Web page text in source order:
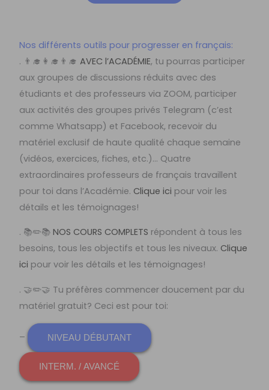
Nos différents outils pour progresser en français:
. 👨‍🎓👩‍🎓👨‍🎓AVEC l’ACADÉMIE, tu pourras participer
aux groupes de discussions réduits avec des
étudiants et des professeurs via ZOOM, participer
aux activités des groupes privés Telegram (c’est
comme Whatsapp) et Facebook, recevoir du
matériel exclusif de haute qualité chaque semaine
(vidéos, exercices, fiches, etc.)… Quatre
extraordinaires professeurs de français travaillent
pour toi dans l’Académie. Clique ici pour voir les
détails et les témoignages!
. 📚✏️📚NOS COURS COMPLETS répondent à tous les
besoins, tous les objectifs et tous les niveaux. Clique
ici pour voir les détails et les témoignages!
. 🤝✏️🤝 Tu préfères commencer doucement par du
matériel gratuit? Ceci est pour toi:
– NIVEAU DÉBUTANT
INTERM. / AVANCÉ